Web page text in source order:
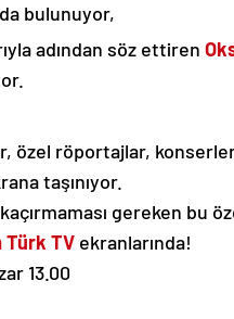
bulunuyor,
adından söz ettiren
özel röportajlar,
taşınıyor.
gereken bu
Türk TV ekranlarında!
13.00